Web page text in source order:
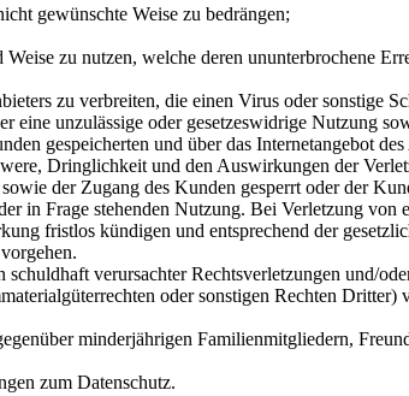
gewünschte Weise zu bedrängen;
zu nutzen, welche deren ununterbrochene
zu verbreiten, die einen Virus oder sonstige
unzulässige oder gesetzeswidrige Nutzung
gespeicherten und über das Internetangebot
Dringlichkeit und den Auswirkungen der
der Zugang des Kunden gesperrt oder der
in Frage stehenden Nutzung. Bei Verletzung
fristlos kündigen und entsprechend der
verursachter Rechtsverletzungen und/
oder sonstigen Rechten Dritter)
minderjährigen Familienmitgliedern,
zum Datenschutz.